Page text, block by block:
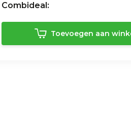
Combideal:
Toevoegen aan